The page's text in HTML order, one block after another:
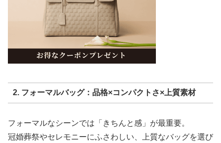
2. フォーマルバッグ：品格×コンパクトさ×上質素材
フォーマルなシーンでは「きちんと感」が最重要。
冠婚葬祭やセレモニーにふさわしい、上質なバッグを選び